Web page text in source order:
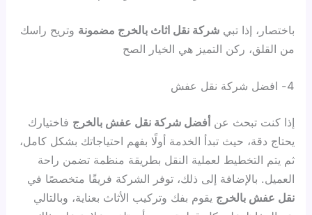
باختصار، إذا تبيشركة نقل اثاث بالخرج مضمونة وتريح راسك
من القلق، ركن التميز هي الخيار الصح
4- افضل شركة نقل عفش
إذا كنت تبحث عنأفضل شركة نقل عفش بالخرج فاختيارك
يحتاج دقة، حيث تبدأ الخدمة أولًا بفهم احتياجاتك بشكل كامل،
ثم يتم التخطيط لعملية النقل بطريقة منظمة تضمن راحة
العميل. بالإضافة إلى ذلك، توفر الشركة فريقًا متخصصًا في
نقل عفش بالخرج يقوم بفك وتركيب الأثاث بعناية، وبالتالي